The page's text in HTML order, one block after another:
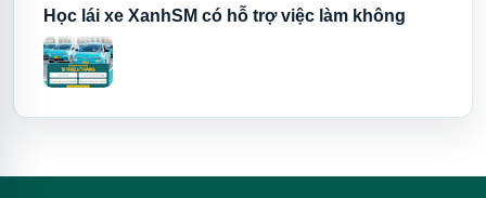
Học lái xe XanhSM có hỗ trợ việc làm không